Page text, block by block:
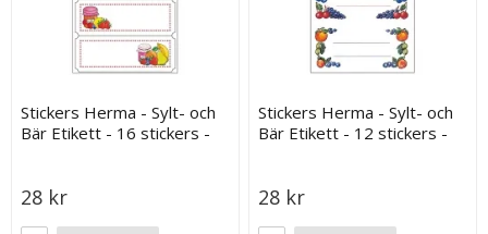
Stickers Herma - Sylt- och
Bär Etikett - 16 stickers -
28 kr
Stickers Herma - Sylt- och
Bär Etikett - 12 stickers -
28 kr